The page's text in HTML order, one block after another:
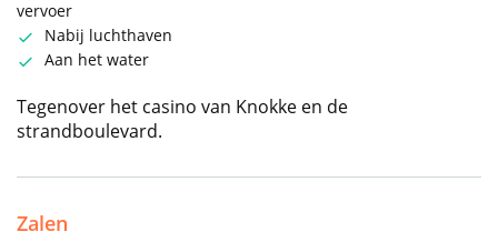
vervoer
Nabij luchthaven
Aan het water
Tegenover het casino van Knokke en de
strandboulevard.
Zalen